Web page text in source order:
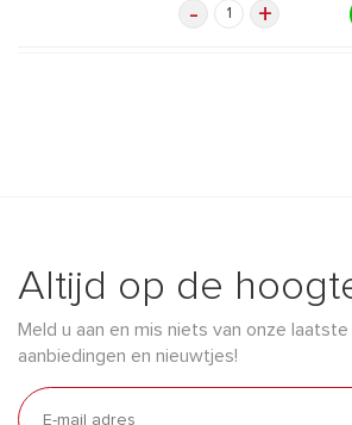
- +
Altijd op de
Meld u aan en mis niets van onze
aanbiedingen en nieuwtjes!